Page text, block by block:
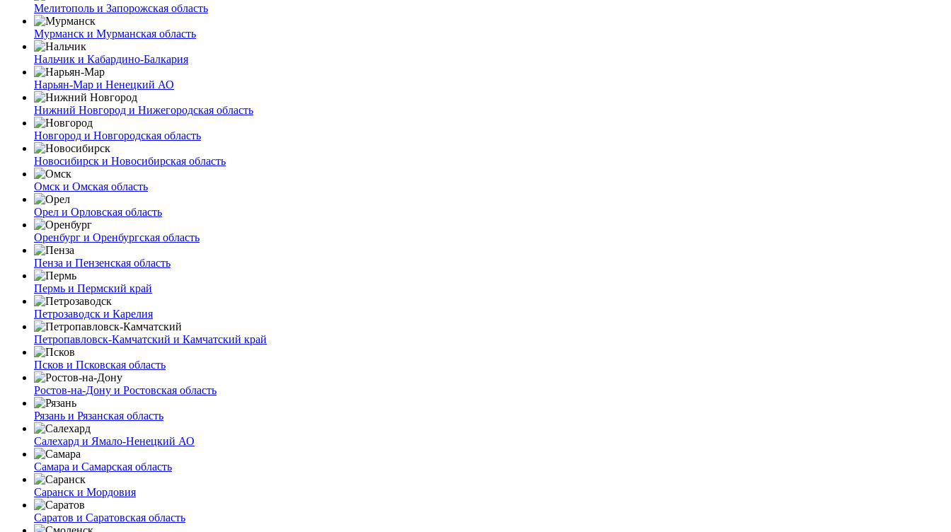
Мелитополь и Запорожская область
Мурманск и Мурманская область
Нальчик и Кабардино-Балкария
Нарьян-Мар и Ненецкий АО
Нижний Новгород и Нижегородская область
Новгород и Новгородская область
Новосибирск и Новосибирская область
Омск и Омская область
Орел и Орловская область
Оренбург и Оренбургская область
Пенза и Пензенская область
Пермь и Пермский край
Петрозаводск и Карелия
Петропавловск-Камчатский и Камчатский край
Псков и Псковская область
Ростов-на-Дону и Ростовская область
Рязань и Рязанская область
Салехард и Ямало-Ненецкий АО
Самара и Самарская область
Саранск и Мордовия
Саратов и Саратовская область